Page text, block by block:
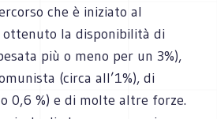
che è iniziato al
ottenuto la disponibilità di
più o meno per un 3%),
(circa all’1%), di
0,6 %) e di molte altre forze.